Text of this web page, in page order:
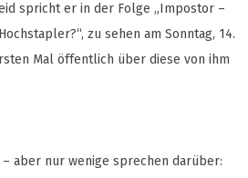
spricht er in der Folge „Impostor –
zu sehen am Sonntag, 14.
Mal öffentlich über diese von ihm
aber nur wenige sprechen darüber: